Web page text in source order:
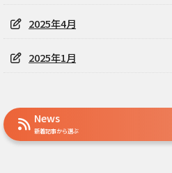
2025年4月
2025年1月
News
新着記事から選ぶ